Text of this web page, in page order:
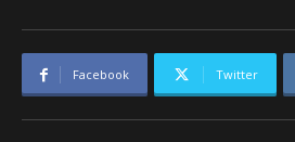
Facebook Twitter